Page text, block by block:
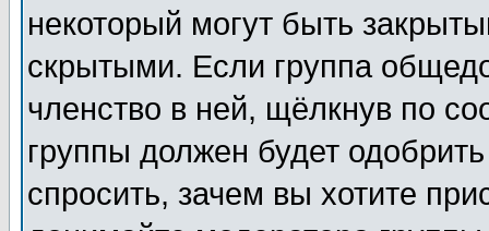
некоторый могут быть
скрытыми. Если группа
членство в ней, щёлкнув по
группы должен будет
спросить, зачем вы хотите